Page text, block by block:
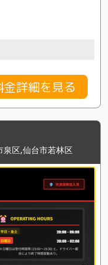
詳細を見る
泉区,仙台市若林区